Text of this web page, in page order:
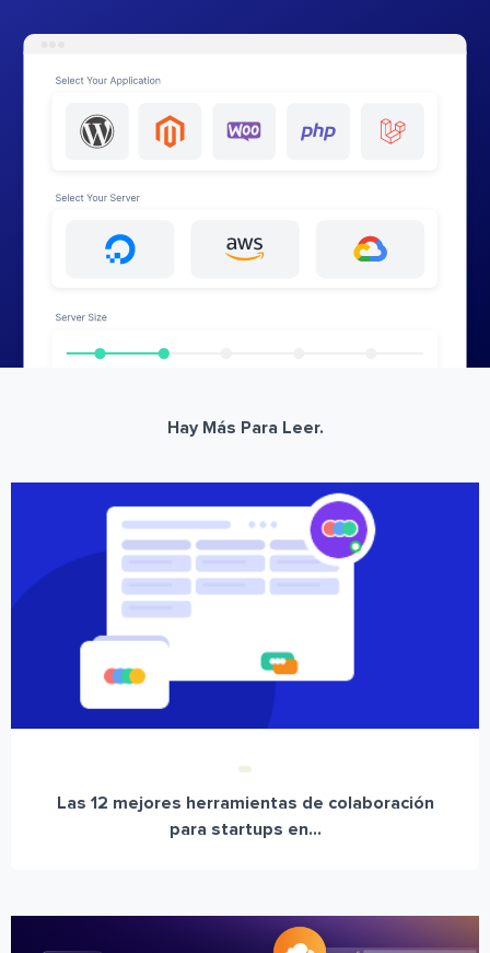
Hay Más Para Leer.
Las 12 mejores herramientas de colaboración
para startups en...